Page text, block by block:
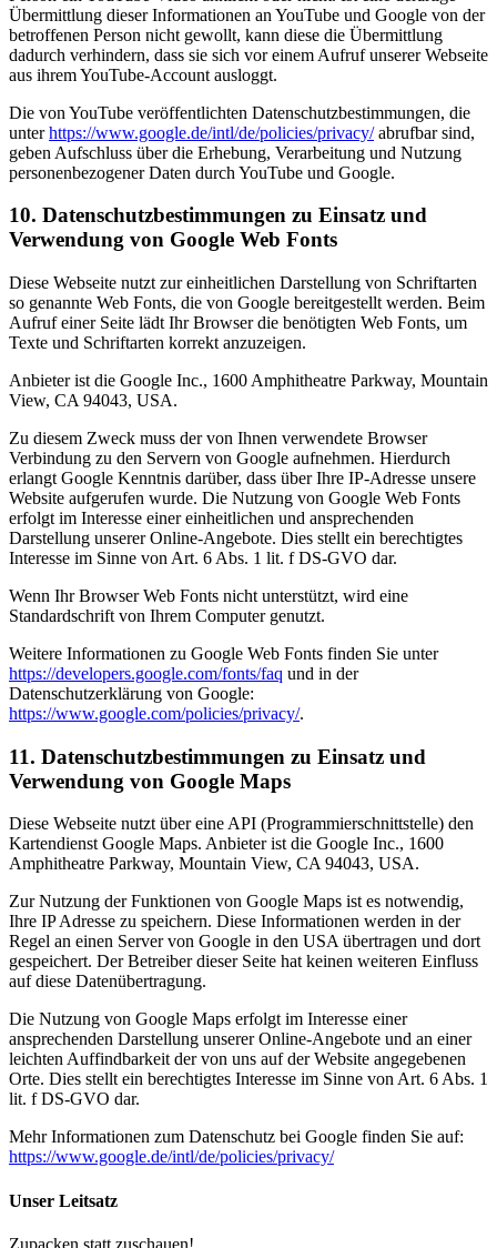
Übermittlung dieser Informationen an YouTube und Google von der
betroffenen Person nicht gewollt, kann diese die Übermittlung
dadurch verhindern, dass sie sich vor einem Aufruf unserer Webseite
aus ihrem YouTube-Account ausloggt.
Die von YouTube veröffentlichten Datenschutzbestimmungen, die
unterhttps://www.google.de/intl/de/policies/privacy/abrufbar sind,
geben Aufschluss über die Erhebung, Verarbeitung und Nutzung
personenbezogener Daten durch YouTube und Google.
10. Datenschutzbestimmungen zu Einsatz und
Verwendung von Google Web Fonts
Diese Webseite nutzt zur einheitlichen Darstellung von Schriftarten
so genannte Web Fonts, die von Google bereitgestellt werden. Beim
Aufruf einer Seite lädt Ihr Browser die benötigten Web Fonts, um
Texte und Schriftarten korrekt anzuzeigen.
Anbieter ist die Google Inc., 1600 Amphitheatre Parkway, Mountain
View, CA 94043, USA.
Zu diesem Zweck muss der von Ihnen verwendete Browser
Verbindung zu den Servern von Google aufnehmen. Hierdurch
erlangt Google Kenntnis darüber, dass über Ihre IP-Adresse unsere
Website aufgerufen wurde. Die Nutzung von Google Web Fonts
erfolgt im Interesse einer einheitlichen und ansprechenden
Darstellung unserer Online-Angebote. Dies stellt ein berechtigtes
Interesse im Sinne von Art. 6 Abs. 1 lit. f DS-GVO dar.
Wenn Ihr Browser Web Fonts nicht unterstützt, wird eine
Standardschrift von Ihrem Computer genutzt.
Weitere Informationen zu Google Web Fonts finden Sie unter
https://developers.google.com/fonts/faq und in der
Datenschutzerklärung von Google:
https://www.google.com/policies/privacy/.
11. Datenschutzbestimmungen zu Einsatz und
Verwendung von Google Maps
Diese Webseite nutzt über eine API (Programmierschnittstelle) den
Kartendienst Google Maps. Anbieter ist die Google Inc., 1600
Amphitheatre Parkway, Mountain View, CA 94043, USA.
Zur Nutzung der Funktionen von Google Maps ist es notwendig,
Ihre IP Adresse zu speichern. Diese Informationen werden in der
Regel an einen Server von Google in den USA übertragen und dort
gespeichert. Der Betreiber dieser Seite hat keinen weiteren Einfluss
auf diese Datenübertragung.
Die Nutzung von Google Maps erfolgt im Interesse einer
ansprechenden Darstellung unserer Online-Angebote und an einer
leichten Auffindbarkeit der von uns auf der Website angegebenen
Orte. Dies stellt ein berechtigtes Interesse im Sinne von Art. 6 Abs. 1
lit. f DS-GVO dar.
Mehr Informationen zum Datenschutz bei Google finden Sie auf:
https://www.google.de/intl/de/policies/privacy/
Unser Leitsatz
Zupacken statt zuschauen!